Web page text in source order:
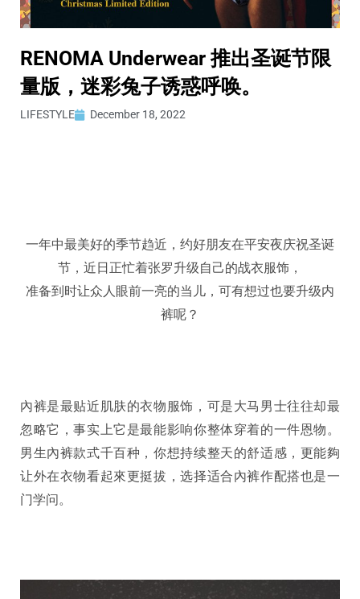
RENOMA Underwear 推出圣诞节限
量版，迷彩兔子诱惑呼唤。
LIFESTYLE December 18, 2022
一年中最美好的季节趋近，约好朋友在平安夜庆祝圣诞
节，近日正忙着张罗升级自己的战衣服饰，
准备到时让众人眼前一亮的当儿，可有想过也要升级内
裤呢？
內裤是最贴近肌肤的衣物服饰，可是大马男士往往却最
忽略它，事实上它是最能影响你整体穿着的一件恩物。
男生內裤款式千百种，你想持续整天的舒适感，更能夠
让外在衣物看起來更挺拔，选择适合內裤作配搭也是一
门学问。